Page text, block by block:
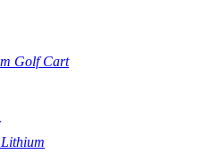
Golf Cart